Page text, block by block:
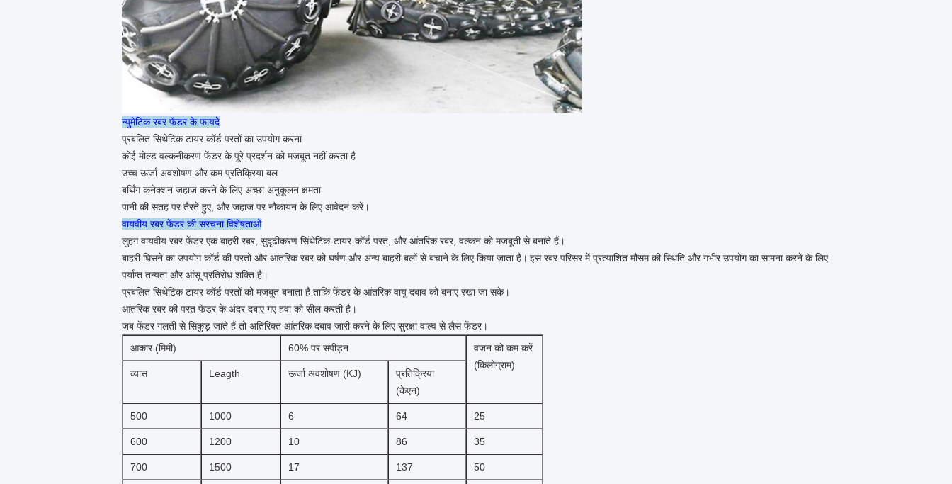
न्युमेटिक रबर फेंडर के फायदे
प्रबलित सिंथेटिक टायर कॉर्ड परतों का उपयोग करना
कोई मोल्ड वल्कनीकरण फेंडर के पूरे प्रदर्शन को मजबूत नहीं करता है
उच्च ऊर्जा अवशोषण और कम प्रतिक्रिया बल
बर्थिंग कनेक्शन जहाज करने के लिए अच्छा अनुकूलन क्षमता
पानी की सतह पर तैरते हुए, और जहाज पर नौकायन के लिए आवेदन करें।
वायवीय रबर फेंडर की संरचना विशेषताओं
लुहंग वायवीय रबर फेंडर एक बाहरी रबर, सुदृढीकरण सिंथेटिक-टायर-कॉर्ड परत, और आंतरिक रबर, वल्कन को मजबूती से बनाते हैं।
बाहरी घिसने का उपयोग कॉर्ड की परतों और आंतरिक रबर को घर्षण और अन्य बाहरी बलों से बचाने के लिए किया जाता है। इस रबर परिसर में प्रत्याशित मौसम की स्थिति और गंभीर उपयोग का सामना करने के लिए
पर्याप्त तन्यता और आंसू प्रतिरोध शक्ति है।
प्रबलित सिंथेटिक टायर कॉर्ड परतों को मजबूत बनाता है ताकि फेंडर के आंतरिक वायु दबाव को बनाए रखा जा सके।
आंतरिक रबर की परत फेंडर के अंदर दबाए गए हवा को सील करती है।
जब फेंडर गलती से सिकुड़ जाते हैं तो अतिरिक्त आंतरिक दबाव जारी करने के लिए सुरक्षा वाल्व से लैस फेंडर।
आकार (मिमी)
60% पर संपीड़न
वजन को कम करें
(किलोग्राम)
व्यास Leagth ऊर्जा अवशोषण (KJ)
प्रतिक्रिया
(केएन)
500 1000 6 64 25
600 1200 10 86 35
700 1500 17 137 50